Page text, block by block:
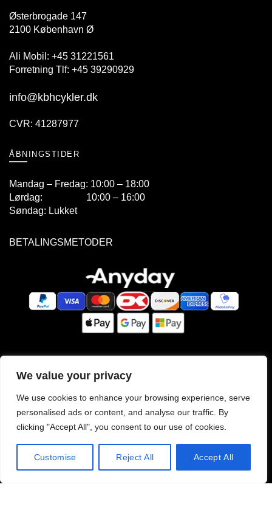
We value your privacy
We use cookies to enhance your browsing experience, serve
personalised ads or content, and analyse our traffic. By
clicking "Accept All", you consent to our use of cookies.
Customise Reject All Accept All
Østerbrogade 147
2100 København Ø
Ali Mobil: +45 31221561
Forretning Tlf: +45 39290929
info@kbhcykler.dk
CVR: 41287977
ÅBNINGSTIDER
Mandag – Fredag: 10:00 – 18:00
Lørdag: 10:00 – 16:00
Søndag: Lukket
BETALINGSMETODER
PRIVATLIVSPOLITIK